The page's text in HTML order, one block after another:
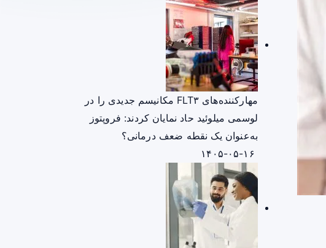
مهارکننده‌های FLT۳ مکانیسم جدیدی را در
لوسمی میلوئید حاد نمایان کردند: فروپتوز
به‌عنوان یک نقطه ضعف درمانی؟